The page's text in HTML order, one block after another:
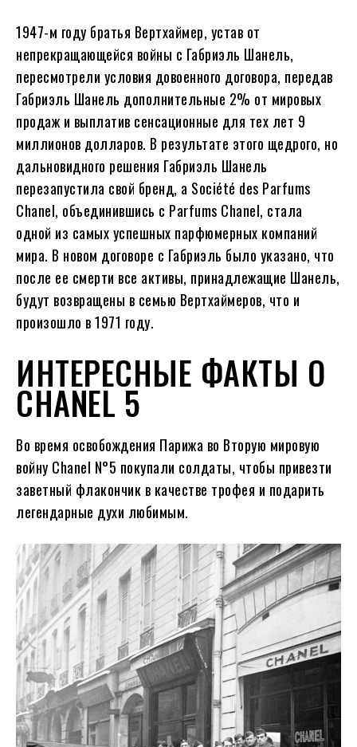
1947-м году братья Вертхаймер, устав от
непрекращающейся войны с Габриэль Шанель,
пересмотрели условия довоенного договора, передав
Габриэль Шанель дополнительные 2% от мировых
продаж и выплатив сенсационные для тех лет 9
миллионов долларов. В результате этого щедрого, но
дальновидного решения Габриэль Шанель
перезапустила свой бренд, а Société des Parfums
Chanel, объединившись с Parfums Chanel, стала
одной из самых успешных парфюмерных компаний
мира. В новом договоре с Габриэль было указано, что
после ее смерти все активы, принадлежащие Шанель,
будут возвращены в семью Вертхаймеров, что и
произошло в 1971 году.
ИНТЕРЕСНЫЕ ФАКТЫ О
CHANEL 5
Во время освобождения Парижа во Вторую мировую
войну Chanel N°5 покупали солдаты, чтобы привезти
заветный флакончик в качестве трофея и подарить
легендарные духи любимым.